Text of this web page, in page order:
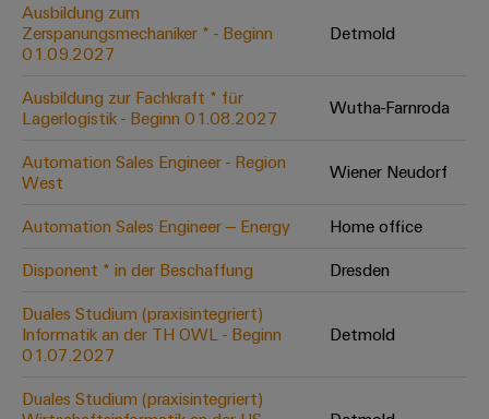
Moderne
und
digitale
für
klimafreundliche
im
Schiffbau
Verbindungslösungen
die
maritime
Industrie
Wasseraufbereitung
PCB
Services
Equipment
(OEM)
Access
&
Services
Industrial
Platform
easyConnect
Werkstatt
&
neues
Distribution
Ausbildung zum
Zerspanungsmechaniker * - Beginn
01.09.2027
Detmold
Ausbildung zur Fachkraft * für
Lagerlogistik - Beginn 01.08.2027
Wutha-Farnroda
Automation Sales Engineer - Region
West
Wiener Neudorf
Automation Sales Engineer – Energy
Home office
Disponent * in der Beschaffung
Dresden
Duales Studium (praxisintegriert)
Informatik an der TH OWL - Beginn
01.07.2027
Detmold
Duales Studium (praxisintegriert)